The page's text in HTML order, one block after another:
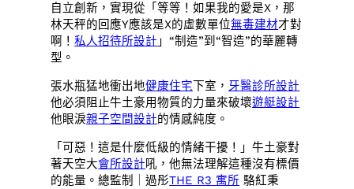
自立創新，實現從「等等！如果我的愛是X，那
林天秤的回應Y應該是X的虛數單位無毒建材才對
啊！私人招待所設計 」“制造”到“智造”的華麗轉
型。
張水瓶猛地衝出地健康住宅 下室， 牙醫診所設計
他必須阻止牛土豪用物質的力量來破壞遊艇設計
他眼淚親子空間設計的情感純度。
「可惡！這是什麼低級的情緒干擾！」牛土豪對
著天空大會所設計吼，他無法理解這種沒有標價
的能量。總監制｜過彤THE R3 寓所 駱紅秉